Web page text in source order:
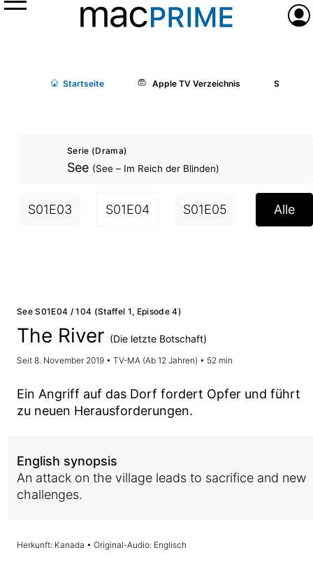
Menü
Startseite Apple TV Verzeichnis See (See
Serie (Drama)
See (See – Im Reich der Blinden)
S01E03 S01E04 S01E05 S01E06
Alle
See S01E04 / 104 (Staffel 1, Episode 4)
The River (Die letzte Botschaft)
Seit 8. November 2019 • TV-MA (Ab 12 Jahren) • 52 min
Ein Angriff auf das Dorf fordert Opfer und führt
zu neuen Herausforderungen.
English synopsis
An attack on the village leads to sacrifice and new
challenges.
Herkunft: Kanada • Original-Audio: Englisch